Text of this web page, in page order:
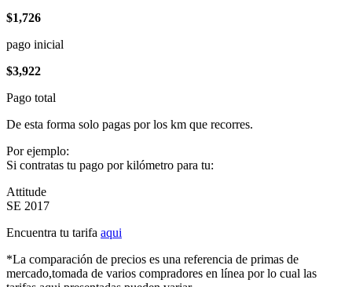
$1,726
pago inicial
$3,922
Pago total
De esta forma solo pagas por los km que recorres.
Por ejemplo:
Si contratas tu pago por kilómetro para tu:
Attitude
SE 2017
Encuentra tu tarifa aqui
*La comparación de precios es una referencia de primas de
mercado,tomada de varios compradores en línea por lo cual las